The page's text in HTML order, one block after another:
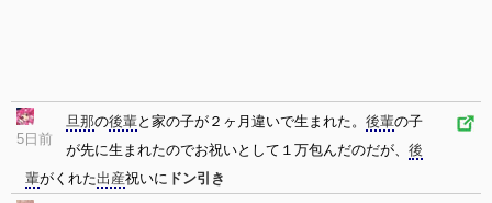
5日前
旦那の後輩と家の子が２ヶ月違いで生まれた。 後輩の子
が先に生まれたのでお祝いとして１万包んだのだが、 後
輩がくれた出産祝いに ドン引き